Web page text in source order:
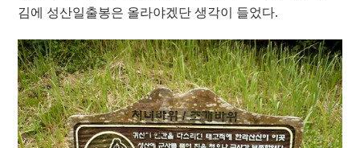
김에 성산일출봉은 올라야겠단 생각이 들었다.